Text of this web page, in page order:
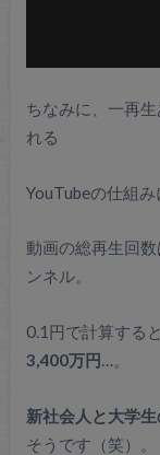
ちなみに、一再
れる
YouTubeの仕組み
動画の総再生回数
ンネル。
0.1円で計算する
3,400万円…。
新社会人と大学
そうです（笑）。